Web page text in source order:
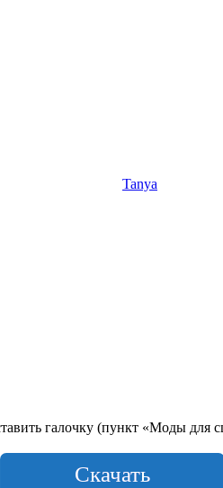
Tanya
галочку (пункт «Моды для
Скачать